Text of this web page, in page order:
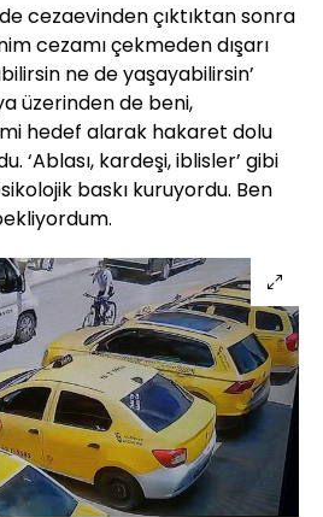
cezaevinden çıktıktan sonra
cezamı çekmeden dışarı
ne de yaşayabilirsin’
üzerinden de beni,
hedef alarak hakaret dolu
‘Ablası, kardeşi, iblisler’ gibi
baskı kuruyordu. Ben